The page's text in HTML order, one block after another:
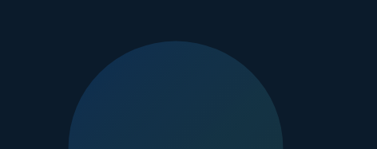
한 몸과 습관을 만들어주는 것입니다.
인, 생활 습관 및 식단에 대한 깊이 있는 문진 등 다각적인 분석을